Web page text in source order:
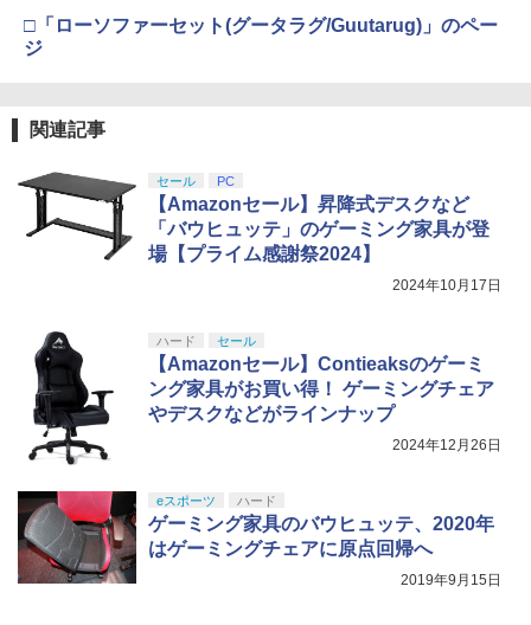
□「ローソファーセット(グータラグ/Guutarug)」のペー
ジ
関連記事
セール PC
【Amazonセール】昇降式デスクなど
「バウヒュッテ」のゲーミング家具が登
場【プライム感謝祭2024】
2024年10月17日
ハード セール
【Amazonセール】Contieaksのゲーミ
ング家具がお買い得！ ゲーミングチェア
やデスクなどがラインナップ
2024年12月26日
eスポーツ ハード
ゲーミング家具のバウヒュッテ、2020年
はゲーミングチェアに原点回帰へ
2019年9月15日